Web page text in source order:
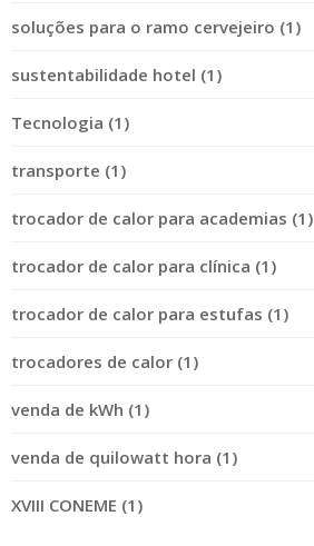
soluções para o ramo cervejeiro (1)
sustentabilidade hotel (1)
Tecnologia (1)
transporte (1)
trocador de calor para academias (1)
trocador de calor para clínica (1)
trocador de calor para estufas (1)
trocadores de calor (1)
venda de kWh (1)
venda de quilowatt hora (1)
XVIII CONEME (1)